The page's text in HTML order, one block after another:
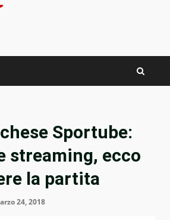
Sportube:
streaming, ecco
la partita
24, 2018